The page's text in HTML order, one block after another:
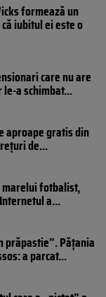
formează un
iubitul ei este o
care nu are
a schimbat...
aproape gratis din
de...
marelui fotbalist,
a...
prăpastie”. Pățania
a parcat...